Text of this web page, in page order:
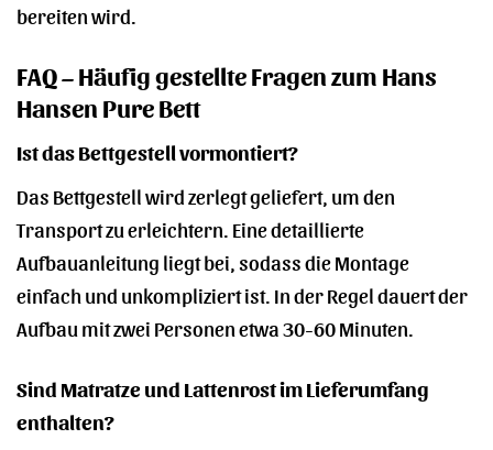
bereiten wird.
FAQ – Häufig gestellte Fragen zum Hans
Hansen Pure Bett
Ist das Bettgestell vormontiert?
Das Bettgestell wird zerlegt geliefert, um den
Transport zu erleichtern. Eine detaillierte
Aufbauanleitung liegt bei, sodass die Montage
einfach und unkompliziert ist. In der Regel dauert der
Aufbau mit zwei Personen etwa 30-60 Minuten.
Sind Matratze und Lattenrost im Lieferumfang
enthalten?